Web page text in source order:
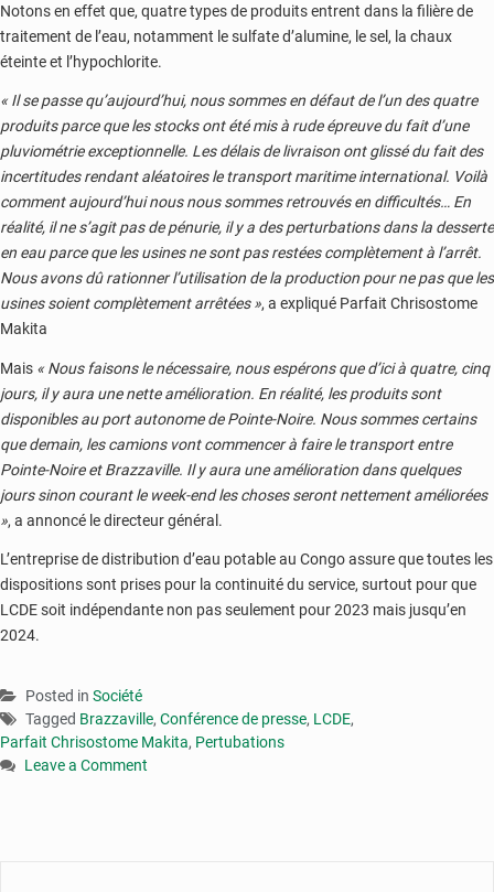
Notons en effet que, quatre types de produits entrent dans la filière de
traitement de l’eau, notamment le sulfate d’alumine, le sel, la chaux
éteinte et l’hypochlorite.
« Il se passe qu’aujourd’hui, nous sommes en défaut de l’un des quatre
produits parce que les stocks ont été mis à rude épreuve du fait d’une
pluviométrie exceptionnelle. Les délais de livraison ont glissé du fait des
incertitudes rendant aléatoires le transport maritime international. Voilà
comment aujourd’hui nous nous sommes retrouvés en difficultés… En
réalité, il ne s’agit pas de pénurie, il y a des perturbations dans la desserte
en eau parce que les usines ne sont pas restées complètement à l’arrêt.
Nous avons dû rationner l’utilisation de la production pour ne pas que les
usines soient complètement arrêtées », a expliqué Parfait Chrisostome
Makita
Mais « Nous faisons le nécessaire, nous espérons que d’ici à quatre, cinq
jours, il y aura une nette amélioration. En réalité, les produits sont
disponibles au port autonome de Pointe-Noire. Nous sommes certains
que demain, les camions vont commencer à faire le transport entre
Pointe-Noire et Brazzaville. Il y aura une amélioration dans quelques
jours sinon courant le week-end les choses seront nettement améliorées
», a annoncé le directeur général.
L’entreprise de distribution d’eau potable au Congo assure que toutes les
dispositions sont prises pour la continuité du service, surtout pour que
LCDE soit indépendante non pas seulement pour 2023 mais jusqu’en
2024.
Posted in Société
Tagged Brazzaville, Conférence de presse, LCDE,
Parfait Chrisostome Makita, Pertubations
Leave a Comment